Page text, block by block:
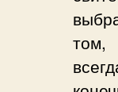
том,